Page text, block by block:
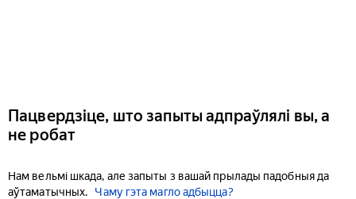
Пацвердзіце, што запыты адпраўлялі вы, а
не робат
Нам вельмі шкада, але запыты з вашай прылады падобныя да
аўтаматычных.
Чаму гэта магло адбыцца?